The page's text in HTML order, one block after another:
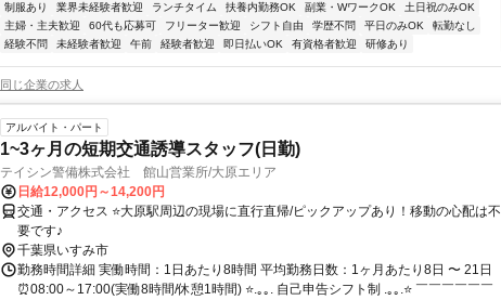
制服あり 業界未経験者歓迎 ランチタイム 扶養内勤務OK 副業・WワークOK
土日祝のみOK
主婦・主夫歓迎
60代も応募可 フリーター歓迎 シフト自由 学歴不問 平日のみOK
転勤なし
経験不問
未経験者歓迎 午前 経験者歓迎 即日払いOK 有資格者歓迎 研修あり
同じ企業の求人
アルバイト・パート
1~3ヶ月の短期交通誘導スタッフ(日勤)
テイシン警備株式会社 館山営業所/大原エリア
日給12,000円～14,200円
交通・アクセス ⭐大原駅周辺の現場に直行直帰/ピックアップあり！移動の心配は不
要です♪
千葉県いすみ市
勤務時間詳細 実働時間：1日あたり8時間 平均勤務日数：1ヶ月あたり8日 〜 21日
⏰08:00～17:00(実働8時間/休憩1時間) ⭐.｡｡. 自己申告シフト制 .｡｡.⭐ ￣￣￣￣￣￣